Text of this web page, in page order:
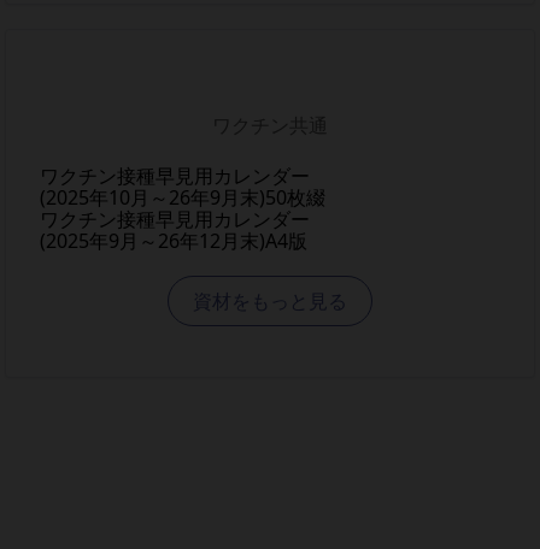
ワクチン接種早見用カレンダー
(2025年10月～26年9月末)50枚綴
ワクチン接種早見用カレンダー
(2025年9月～26年12月末)A4版
資材をもっと見る